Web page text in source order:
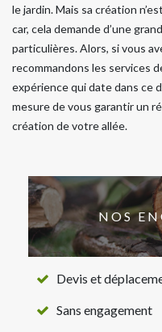
le jardin. Mais sa création
car, cela demande d’une
particulières. Alors, si vous
recommandons les services
expérience qui date dans ce
mesure de vous garantir un
création de votre allée.
NOS
Devis et
Sans engagement